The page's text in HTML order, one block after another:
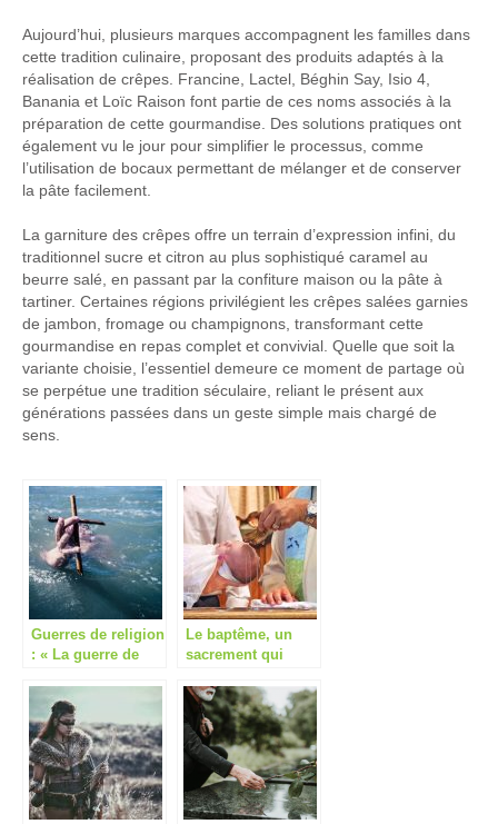
Aujourd’hui, plusieurs marques accompagnent les familles dans
cette tradition culinaire, proposant des produits adaptés à la
réalisation de crêpes. Francine, Lactel, Béghin Say, Isio 4,
Banania et Loïc Raison font partie de ces noms associés à la
préparation de cette gourmandise. Des solutions pratiques ont
également vu le jour pour simplifier le processus, comme
l’utilisation de bocaux permettant de mélanger et de conserver
la pâte facilement.
La garniture des crêpes offre un terrain d’expression infini, du
traditionnel sucre et citron au plus sophistiqué caramel au
beurre salé, en passant par la confiture maison ou la pâte à
tartiner. Certaines régions privilégient les crêpes salées garnies
de jambon, fromage ou champignons, transformant cette
gourmandise en repas complet et convivial. Quelle que soit la
variante choisie, l’essentiel demeure ce moment de partage où
se perpétue une tradition séculaire, reliant le présent aux
générations passées dans un geste simple mais chargé de
sens.
Guerres de religion
: « La guerre de
« La rébellion de
Taiping »
Le baptême, un
sacrement qui